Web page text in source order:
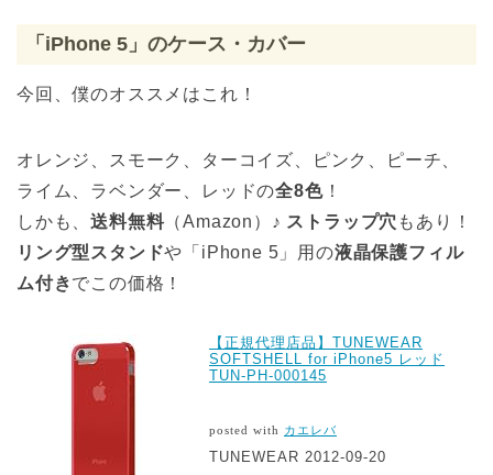
「iPhone 5」のケース・カバー
今回、僕のオススメはこれ！
オレンジ、スモーク、ターコイズ、ピンク、ピーチ、
ライム、ラベンダー、レッドの全8色！
しかも、送料無料（Amazon）♪ ストラップ穴 もあり！
リング型スタンドや「iPhone 5」用の液晶保護フィル
ム付きでこの価格！
【正規代理店品】TUNEWEAR
SOFTSHELL for iPhone5 レッド
TUN-PH-000145
posted with カエレバ
TUNEWEAR 2012-09-20